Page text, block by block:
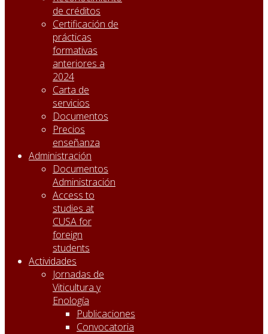
de créditos
Certificación de
prácticas
formativas
anteriores a
2024
Carta de
servicios
Documentos
Precios
enseñanza
Administración
Documentos
Administración
Access to
studies at
CUSA for
foreign
students
Actividades
Jornadas de
Viticultura y
Enología
Publicaciones
Convocatoria